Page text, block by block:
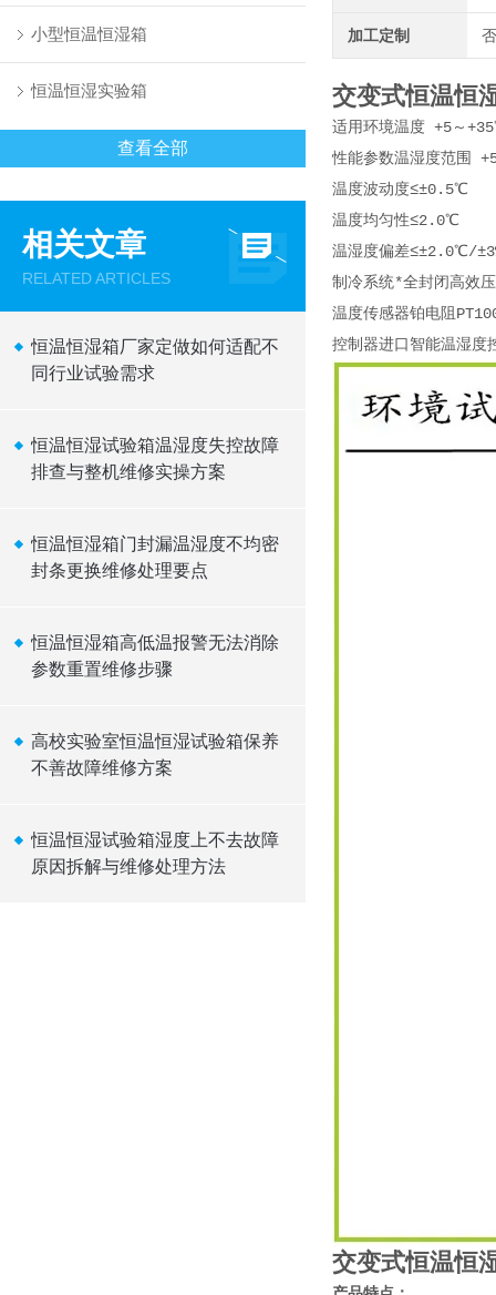
小型恒温恒湿箱
恒温恒湿实验箱
查看全部
相关文章
RELATED ARTICLES
恒温恒湿箱厂家定做如何适配不
同行业试验需求
恒温恒湿试验箱温湿度失控故障
排查与整机维修实操方案
恒温恒湿箱门封漏温湿度不均密
封条更换维修处理要点
恒温恒湿箱高低温报警无法消除
参数重置维修步骤
高校实验室恒温恒湿试验箱保养
不善故障维修方案
恒温恒湿试验箱湿度上不去故障
原因拆解与维修处理方法
加工定制
交变式恒温恒
适用环境温度 +5～
性能参数温湿度范围
温度波动度≤±0.5℃
温度均匀性≤2.0℃
温湿度偏差≤±2.0℃/
制冷系统*全封闭高效
温度传感器铂电阻
控制器进口智能温湿
交变式恒温恒